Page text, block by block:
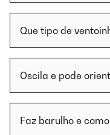
Que tipo de
Oscila e pode
Faz barulho e